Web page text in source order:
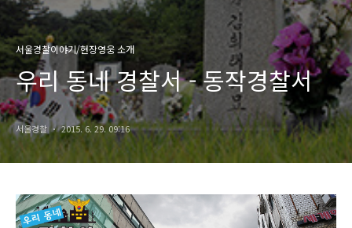
서울경찰이야기/현장영웅 소개
우리 동네 경찰서 - 동작경찰서
서울경찰 2015. 6. 29. 09:16